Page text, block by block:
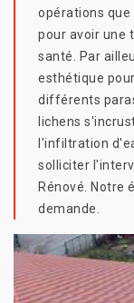
opérations
pour avoir une
santé. Par
esthétique
différents
lichens
l'infiltration
solliciter
Rénové. Notre
demande.